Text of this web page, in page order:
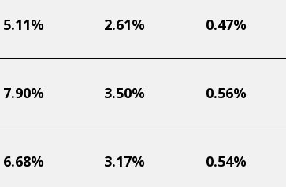
0.47%
2.61%
5.11%
0.56%
3.50%
7.90%
0.54%
3.17%
6.68%